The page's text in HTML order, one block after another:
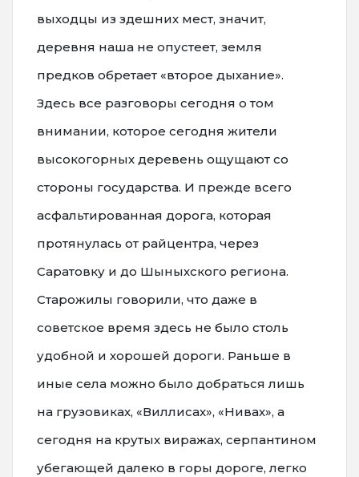
выходцы из здешних мест, значит,
деревня наша не опустеет, земля
предков обретает «второе дыхание».
Здесь все разговоры сегодня о том
внимании, которое сегодня жители
высокогорных деревень ощущают со
стороны государства. И прежде всего
асфальтированная дорога, которая
протянулась от райцентра, через
Саратовку и до Шыныхского региона.
Старожилы говорили, что даже в
советское время здесь не было столь
удобной и хорошей дороги. Раньше в
иные села можно было добраться лишь
на грузовиках, «Виллисах», «Нивах», а
сегодня на крутых виражах, серпантином
убегающей далеко в горы дороге, легко